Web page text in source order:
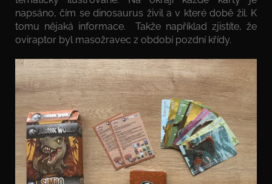
napsáno, čím se dinosaurus živil a v které době žil. K
tomu nějaká informace. Takže například zjistíte, že
oviraptor byl masožravec z období pozdní křídy.